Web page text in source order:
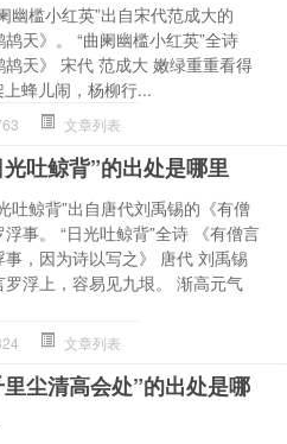
幽槛小红英”出自宋代范成大的
鸪天》。 “曲阑幽槛小红英”全诗
鸪天》 宋代 范成大 嫩绿重重看得
蜂儿闹，杨柳行...
文章列表
光吐鲸背”的出处是哪里
吐鲸背”出自唐代刘禹锡的《有僧
浮事。 “日光吐鲸背”全诗 《有僧言
事，因为诗以写之》 唐代 刘禹锡
罗浮上，容易见九垠。 渐高元气
文章列表
里尘清高会处”的出处是哪